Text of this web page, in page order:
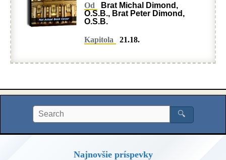
Od
Brat Michal Dimond,
O.S.B., Brat Peter Dimond,
O.S.B.
Kapitola 21.18.
🔍
Najnovšie príspevky